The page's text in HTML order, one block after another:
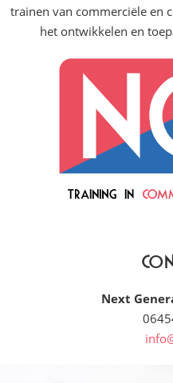
trainen van commerciële en
het ontwikkelen en
Next